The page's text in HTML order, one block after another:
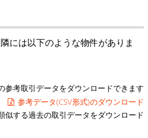
には以下のような物件がありま
参考取引データをダウンロードできます
参考データ(CSV形式)のダウンロード
似する過去の取引データをダウンロード